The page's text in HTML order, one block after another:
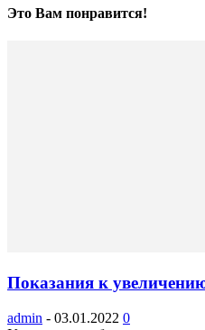
Это Вам понравится!
Показания к
admin - 03.01.2022 0